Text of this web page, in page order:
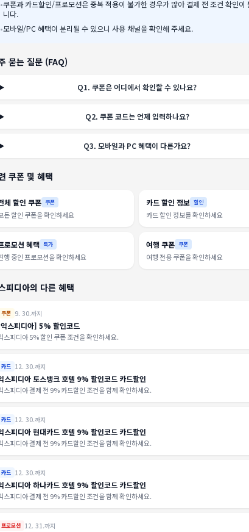
•쿠폰과 카드할인/프로모션은 중복 적용이 불가한 경우가 많아 결제 전 조건 확인이
니다.
•모바일/PC 혜택이 분리될 수 있으니 사용 채널을 확인해 주세요.
묻는 질문 (FAQ)
Q1.쿠폰은 어디에서 확인할 수 있나요?
Q2. 쿠폰 코드는 언제 입력하나요?
Q3.모바일과 PC 혜택이 다른가요?
쿠폰 및 혜택
체 할인 쿠폰 쿠폰
든 할인 쿠폰을 확인하세요
카드 할인 정보 할인
카드 할인 정보를 확인하세요
로모션 혜택 특가
행 중인 프로모션을 확인하세요
여행 쿠폰 쿠폰
여행 전용 쿠폰을 확인하세요
피디아의 다른 혜택
쿠폰 9. 30.까지
스피디아] 5% 할인코드
스피디아 5% 할인 쿠폰 조건을 확인하세요.
카드 12. 30.까지
스피디아 토스뱅크 호텔 9% 할인코드 카드할인
스피디아 결제 전 9% 카드할인 조건을 함께 확인하세요.
카드 12. 30.까지
스피디아 현대카드 호텔 9% 할인코드 카드할인
스피디아 결제 전 9% 카드할인 조건을 함께 확인하세요.
카드 12. 30.까지
스피디아 하나카드 호텔 9% 할인코드 카드할인
스피디아 결제 전 9% 카드할인 조건을 함께 확인하세요.
프로모션 12. 31.까지